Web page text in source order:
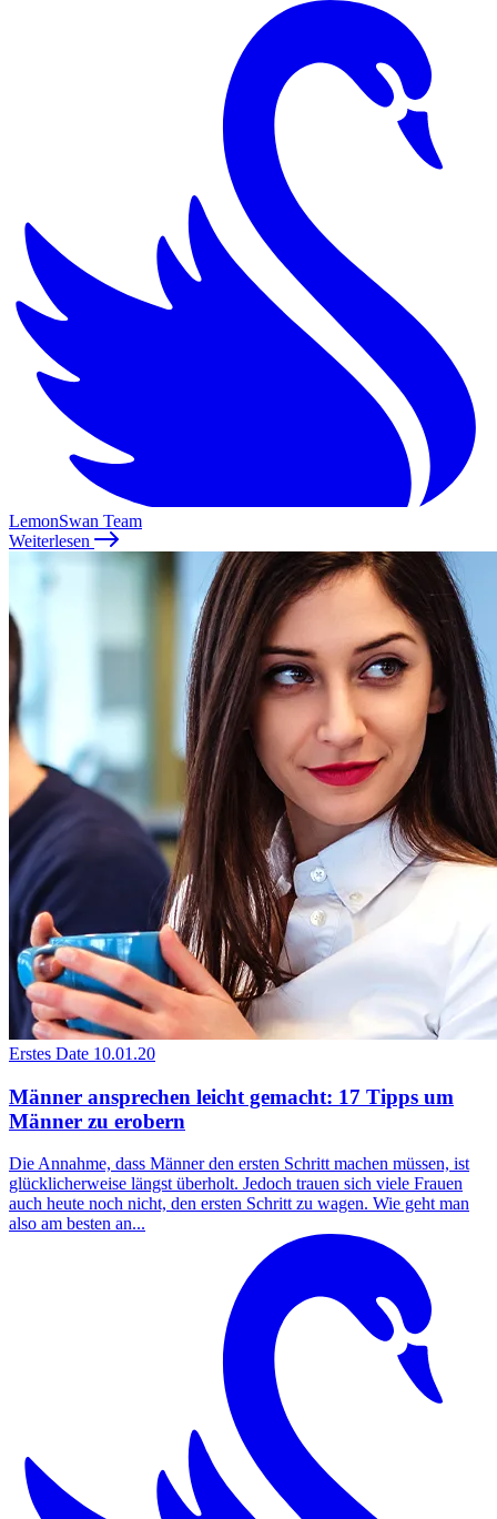
LemonSwan Team
Weiterlesen
Erstes Date 10.01.20
Männer ansprechen leicht gemacht: 17 Tipps um
Männer zu erobern
Die Annahme, dass Männer den ersten Schritt machen müssen, ist
glücklicherweise längst überholt. Jedoch trauen sich viele Frauen
auch heute noch nicht, den ersten Schritt zu wagen. Wie geht man
also am besten an...